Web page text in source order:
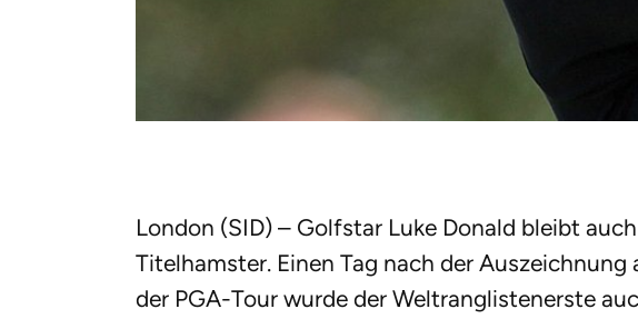
London (SID) – Golfstar Luke Donald bleibt
Titelhamster. Einen Tag nach der Auszeichnung
der PGA-Tour wurde der Weltranglistenerste